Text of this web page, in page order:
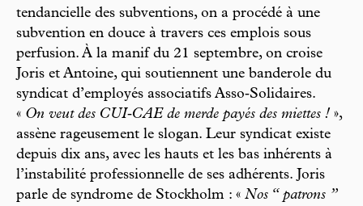
tendancielle des subventions, on a procédé à une
subvention en douce à travers ces emplois sous
perfusion. À la manif du 21 septembre, on croise
Joris et Antoine, qui soutiennent une banderole du
syndicat d’employés associatifs Asso‑­Solidaires.
« On veut des CUI‑­CAE de merde payés des miettes ! »,
assène rageusement le slogan. Leur syndicat existe
depuis dix ans, avec les hauts et les bas inhérents à
l’instabilité professionnelle de ses adhérents. Joris
parle de syndrome de Stockholm : « Nos “ patrons ”